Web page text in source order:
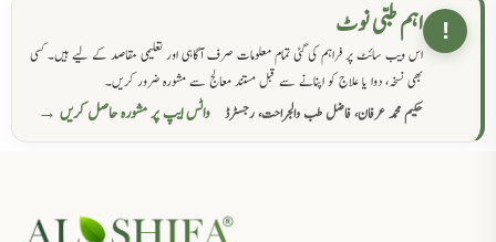
! اہم طبی نوٹ
اس ویب سائٹ پر فراہم کی گئی تمام معلومات صرف آگاہی اور تعلیمی مقاصد کے لیے ہیں۔ کسی
بھی نسخہ، دوا یا علاج کو اپنانے سے قبل مستند معالج سے مشورہ ضرور کریں۔
حکیم محمد عرفان، فاضل طب والجراحت، رجسٹرڈ
واٹس ایپ پر مشورہ حاصل کریں →